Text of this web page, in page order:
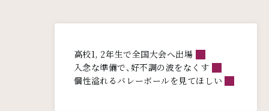
高校1, 2年生で全国大会へ出場
入念な準備で、好不調の波をなくす
個性溢れるバレーボールを見てほしい